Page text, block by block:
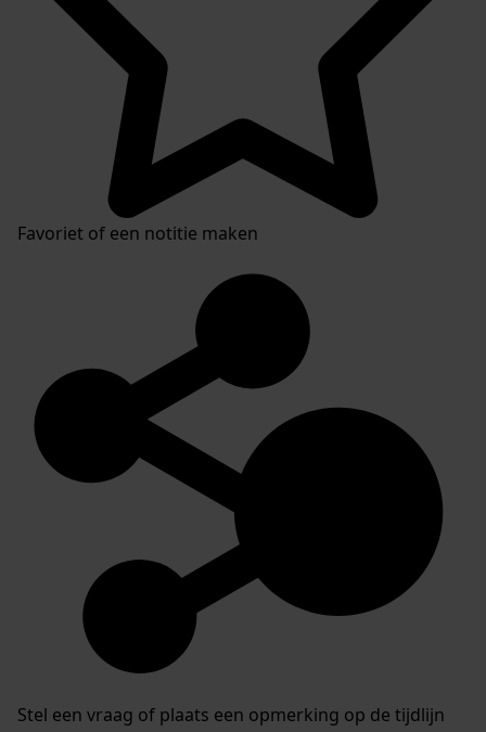
Favoriet of een notitie maken
Stel een vraag of plaats een opmerking op de tijdlijn